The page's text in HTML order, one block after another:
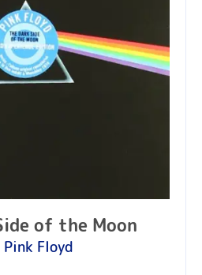
of the Moon
Pink Floyd